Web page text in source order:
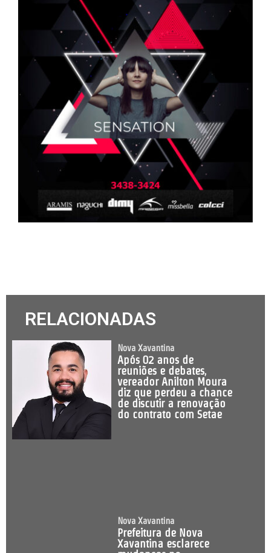
RELACIONADAS
Nova Xavantina
Após 02 anos de
reuniões e debates,
vereador Anilton Moura
diz que perdeu a chance
de discutir a renovação
do contrato com Setae
Nova Xavantina
Prefeitura de Nova
Xavantina esclarece